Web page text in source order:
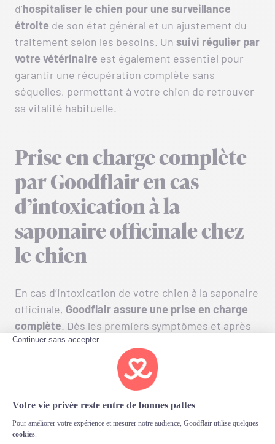
d’hospitaliser le chien pour une surveillance
étroite de son état général et un ajustement du
traitement selon les besoins. Un suivi régulier par
votre vétérinaire est également essentiel pour
garantir une récupération complète sans
séquelles, permettant à votre chien de retrouver
sa vitalité habituelle.
Prise en charge complète
par Goodflair en cas
d’intoxication à la
saponaire officinale chez
le chien
En cas d’intoxication de votre chien à la saponaire
officinale, Goodflair assure une prise en charge
complète. Dès les premiers symptômes et après
un diagnostic vétérinaire confirmé, tous les soins
nécessaires seront pris en charge,
notre garantie Accident.
Cette assurance couvre les consultations, qu’elles
soient chez un vétérinaire généraliste ou
spécialisé, ainsi que toutes les explorations